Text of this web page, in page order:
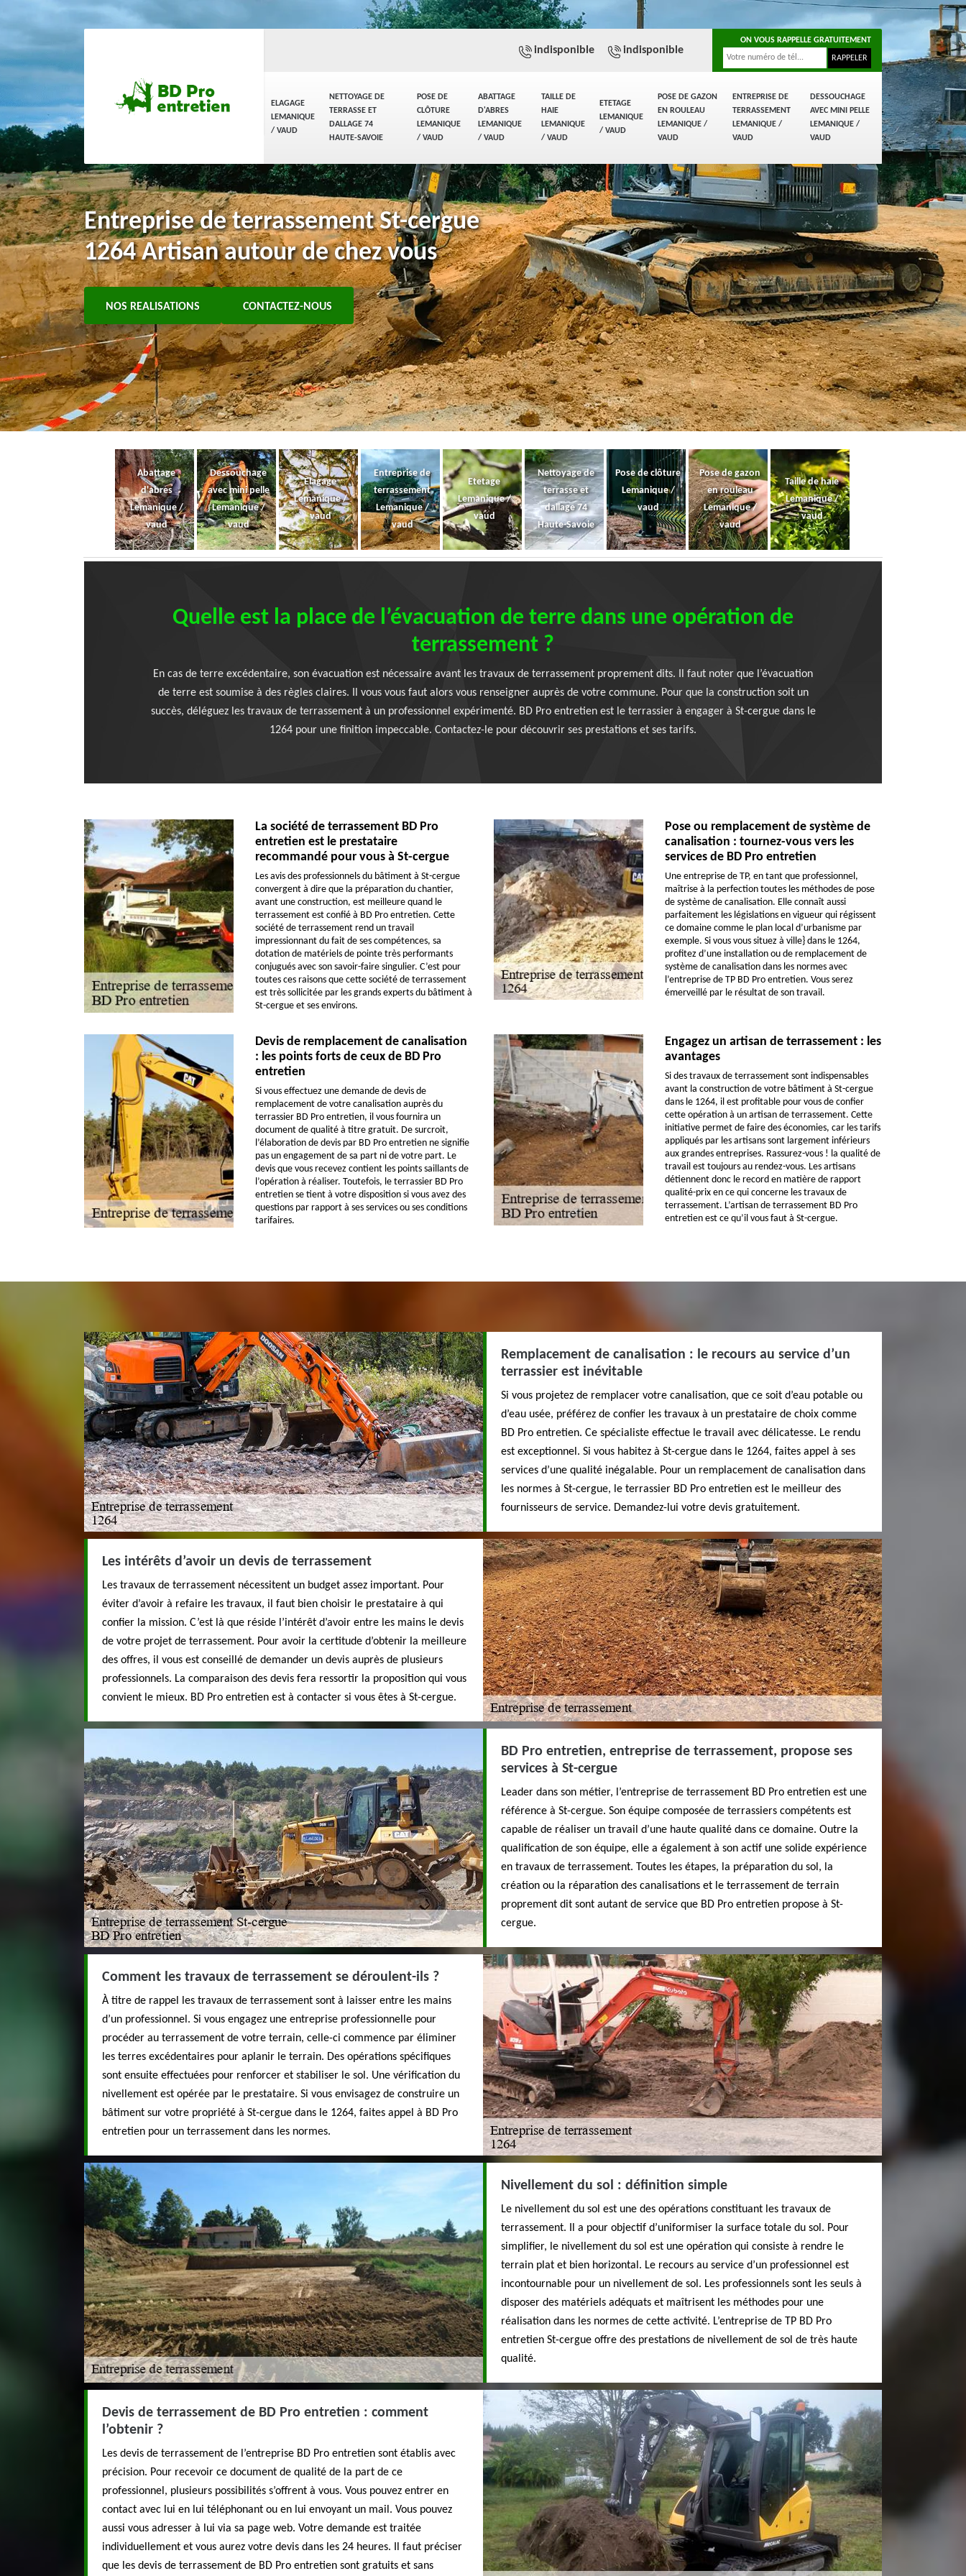
ELAGAGE
LEMANIQUE
/ VAUD
NETTOYAGE DE
TERRASSE ET
DALLAGE 74
HAUTE-SAVOIE
POSE DE
CLÔTURE
LEMANIQUE
/ VAUD
ABATTAGE
D'ABRES
LEMANIQUE
/ VAUD
TAILLE DE
HAIE
LEMANIQUE
/ VAUD
ETETAGE
LEMANIQUE
/ VAUD
POSE DE GAZON
EN ROULEAU
LEMANIQUE /
VAUD
ENTREPRISE DE
TERRASSEMENT
LEMANIQUE /
VAUD
DESSOUCHAGE
AVEC MINI PELLE
LEMANIQUE /
VAUD
indisponible indisponible
ON VOUS RAPPELLE GRATUITEMENT
Entreprise de terrassement St-cergue
1264 Artisan autour de chez vous
NOS REALISATIONS CONTACTEZ-NOUS
Abattage
d'abres
Lemanique /
vaud
Dessouchage
avec mini pelle
Lemanique /
vaud
Elagage
Lemanique /
vaud
Entreprise de
terrassement
Lemanique /
vaud
Etetage
Lemanique /
vaud
Nettoyage de
terrasse et
dallage 74
Haute-Savoie
Pose de clôture
Lemanique /
vaud
Pose de gazon
en rouleau
Lemanique /
vaud
Taille de haie
Lemanique /
vaud
Quelle est la place de l’évacuation de terre dans une opération de
terrassement ?
En cas de terre excédentaire, son évacuation est nécessaire avant les travaux de terrassement proprement dits. Il faut noter que l’évacuation
de terre est soumise à des règles claires. Il vous vous faut alors vous renseigner auprès de votre commune. Pour que la construction soit un
succès, déléguez les travaux de terrassement à un professionnel expérimenté. BD Pro entretien est le terrassier à engager à St-cergue dans le
1264 pour une finition impeccable. Contactez-le pour découvrir ses prestations et ses tarifs.
La société de terrassement BD Pro
entretien est le prestataire
recommandé pour vous à St-cergue
Les avis des professionnels du bâtiment à St-cergue
convergent à dire que la préparation du chantier,
avant une construction, est meilleure quand le
terrassement est confié à BD Pro entretien. Cette
société de terrassement rend un travail
impressionnant du fait de ses compétences, sa
dotation de matériels de pointe très performants
conjugués avec son savoir-faire singulier. C’est pour
toutes ces raisons que cette société de terrassement
est très sollicitée par les grands experts du bâtiment à
St-cergue et ses environs.
Pose ou remplacement de système de
canalisation : tournez-vous vers les
services de BD Pro entretien
Une entreprise de TP, en tant que professionnel,
maîtrise à la perfection toutes les méthodes de pose
de système de canalisation. Elle connaît aussi
parfaitement les législations en vigueur qui régissent
ce domaine comme le plan local d’urbanisme par
exemple. Si vous vous situez à ville} dans le 1264,
profitez d’une installation ou de remplacement de
système de canalisation dans les normes avec
l’entreprise de TP BD Pro entretien. Vous serez
émerveillé par le résultat de son travail.
Devis de remplacement de canalisation
: les points forts de ceux de BD Pro
entretien
Si vous effectuez une demande de devis de
remplacement de votre canalisation auprès du
terrassier BD Pro entretien, il vous fournira un
document de qualité à titre gratuit. De surcroit,
l’élaboration de devis par BD Pro entretien ne signifie
pas un engagement de sa part ni de votre part. Le
devis que vous recevez contient les points saillants de
l’opération à réaliser. Toutefois, le terrassier BD Pro
entretien se tient à votre disposition si vous avez des
questions par rapport à ses services ou ses conditions
tarifaires.
Engagez un artisan de terrassement : les
avantages
Si des travaux de terrassement sont indispensables
avant la construction de votre bâtiment à St-cergue
dans le 1264, il est profitable pour vous de confier
cette opération à un artisan de terrassement. Cette
initiative permet de faire des économies, car les tarifs
appliqués par les artisans sont largement inférieurs
aux grandes entreprises. Rassurez-vous ! la qualité de
travail est toujours au rendez-vous. Les artisans
détiennent donc le record en matière de rapport
qualité-prix en ce qui concerne les travaux de
terrassement. L’artisan de terrassement BD Pro
entretien est ce qu’il vous faut à St-cergue.
Remplacement de canalisation : le recours au service d’un
terrassier est inévitable
Si vous projetez de remplacer votre canalisation, que ce soit d’eau potable ou
d’eau usée, préférez de confier les travaux à un prestataire de choix comme
BD Pro entretien. Ce spécialiste effectue le travail avec délicatesse. Le rendu
est exceptionnel. Si vous habitez à St-cergue dans le 1264, faites appel à ses
services d’une qualité inégalable. Pour un remplacement de canalisation dans
les normes à St-cergue, le terrassier BD Pro entretien est le meilleur des
fournisseurs de service. Demandez-lui votre devis gratuitement.
Les intérêts d’avoir un devis de terrassement
Les travaux de terrassement nécessitent un budget assez important. Pour
éviter d’avoir à refaire les travaux, il faut bien choisir le prestataire à qui
confier la mission. C’est là que réside l’intérêt d’avoir entre les mains le devis
de votre projet de terrassement. Pour avoir la certitude d’obtenir la meilleure
des offres, il vous est conseillé de demander un devis auprès de plusieurs
professionnels. La comparaison des devis fera ressortir la proposition qui vous
convient le mieux. BD Pro entretien est à contacter si vous êtes à St-cergue.
BD Pro entretien, entreprise de terrassement, propose ses
services à St-cergue
Leader dans son métier, l’entreprise de terrassement BD Pro entretien est une
référence à St-cergue. Son équipe composée de terrassiers compétents est
capable de réaliser un travail d’une haute qualité dans ce domaine. Outre la
qualification de son équipe, elle a également à son actif une solide expérience
en travaux de terrassement. Toutes les étapes, la préparation du sol, la
création ou la réparation des canalisations et le terrassement de terrain
proprement dit sont autant de service que BD Pro entretien propose à St-
cergue.
Comment les travaux de terrassement se déroulent-ils ?
À titre de rappel les travaux de terrassement sont à laisser entre les mains
d’un professionnel. Si vous engagez une entreprise professionnelle pour
procéder au terrassement de votre terrain, celle-ci commence par éliminer
les terres excédentaires pour aplanir le terrain. Des opérations spécifiques
sont ensuite effectuées pour renforcer et stabiliser le sol. Une vérification du
nivellement est opérée par le prestataire. Si vous envisagez de construire un
bâtiment sur votre propriété à St-cergue dans le 1264, faites appel à BD Pro
entretien pour un terrassement dans les normes.
Nivellement du sol : définition simple
Le nivellement du sol est une des opérations constituant les travaux de
terrassement. Il a pour objectif d’uniformiser la surface totale du sol. Pour
simplifier, le nivellement du sol est une opération qui consiste à rendre le
terrain plat et bien horizontal. Le recours au service d’un professionnel est
incontournable pour un nivellement de sol. Les professionnels sont les seuls à
disposer des matériels adéquats et maîtrisent les méthodes pour une
réalisation dans les normes de cette activité. L’entreprise de TP BD Pro
entretien St-cergue offre des prestations de nivellement de sol de très haute
qualité.
Devis de terrassement de BD Pro entretien : comment
l’obtenir ?
Les devis de terrassement de l’entreprise BD Pro entretien sont établis avec
précision. Pour recevoir ce document de qualité de la part de ce
professionnel, plusieurs possibilités s’offrent à vous. Vous pouvez entrer en
contact avec lui en lui téléphonant ou en lui envoyant un mail. Vous pouvez
aussi vous adresser à lui via sa page web. Votre demande est traitée
individuellement et vous aurez votre devis dans les 24 heures. Il faut préciser
que les devis de terrassement de BD Pro entretien sont gratuits et sans